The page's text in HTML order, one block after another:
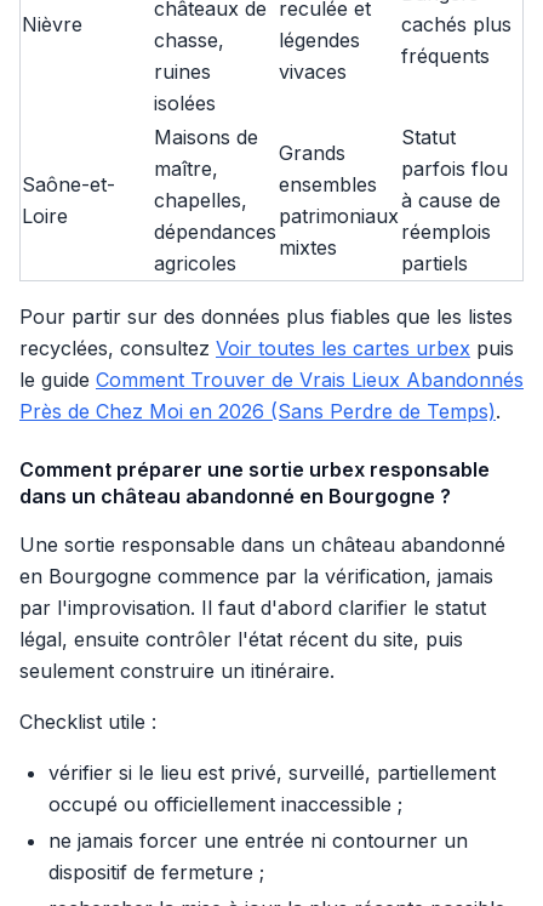
Nièvre
châteaux de
chasse,
ruines
isolées
reculée et
légendes
vivaces
cachés plus
fréquents
Saône-et-
Loire
Maisons de
maître,
chapelles,
dépendances
agricoles
Grands
ensembles
patrimoniaux
mixtes
Statut
parfois flou
à cause de
réemplois
partiels
Pour partir sur des données plus fiables que les listes
recyclées, consultez Voir toutes les cartes urbex puis
le guide Comment Trouver de Vrais Lieux Abandonnés
Près de Chez Moi en 2026 (Sans Perdre de Temps).
Comment préparer une sortie urbex responsable
dans un château abandonné en Bourgogne ?
Une sortie responsable dans un château abandonné
en Bourgogne commence par la vérification, jamais
par l'improvisation. Il faut d'abord clarifier le statut
légal, ensuite contrôler l'état récent du site, puis
seulement construire un itinéraire.
Checklist utile :
vérifier si le lieu est privé, surveillé, partiellement
occupé ou officiellement inaccessible ;
ne jamais forcer une entrée ni contourner un
dispositif de fermeture ;